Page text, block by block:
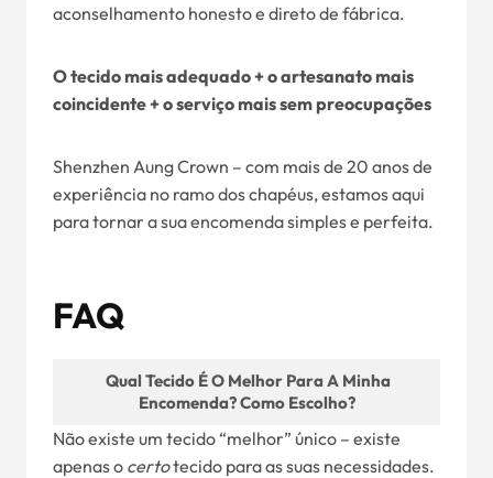
aconselhamento honesto e direto de fábrica.
O tecido mais adequado + o artesanato mais
coincidente + o serviço mais sem preocupações
Shenzhen Aung Crown – com mais de 20 anos de
experiência no ramo dos chapéus, estamos aqui
para tornar a sua encomenda simples e perfeita.
FAQ
Qual Tecido É O Melhor Para A Minha
Encomenda? Como Escolho?
Não existe um tecido “melhor” único – existe
apenas o certotecido para as suas necessidades.